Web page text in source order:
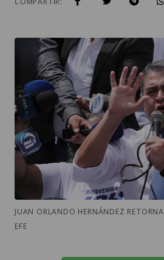
JUAN ORLANDO HERNÁNDEZ
EFE